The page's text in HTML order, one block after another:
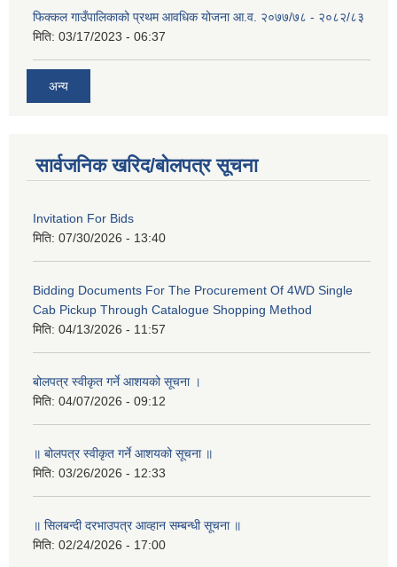
फिक्कल गाउँपालिकाको प्रथम आवधिक योजना आ.व. २०७७/७८ - २०८२/८३
मिति: 03/17/2023 - 06:37
अन्य
सार्वजनिक खरिद/बोलपत्र सूचना
Invitation For Bids
मिति: 07/30/2026 - 13:40
Bidding Documents For The Procurement Of 4WD Single
Cab Pickup Through Catalogue Shopping Method
मिति: 04/13/2026 - 11:57
बोलपत्र स्वीकृत गर्ने आशयको सूचना ।
मिति: 04/07/2026 - 09:12
॥ बोलपत्र स्वीकृत गर्ने आशयको सूचना ॥
मिति: 03/26/2026 - 12:33
॥ सिलबन्दी दरभाउपत्र आव्हान सम्बन्धी सूचना ॥
मिति: 02/24/2026 - 17:00